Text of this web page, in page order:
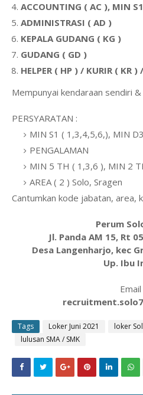
ACCOUNTING ( AC ), MIN
ADMINISTRASI ( AD )
KEPALA GUDANG ( KG )
GUDANG ( GD )
HELPER ( HP ) / KURIR ( KR )
Mempunyai kendaraan sendiri &
PERSYARATAN :
MIN S1 ( 1,3,4,5,6,), MIN
PENGALAMAN
MIN 5 TH ( 1,3,6 ), MIN 2
AREA ( 2 ) Solo, Sragen
Cantumkan kode jabatan, area,
Perum
Jl. Panda AM 15, Rt
Desa Langenharjo, kec
Up. Ibu
Email
Tags Loker Juni 2021 loker
lulusan SMA / SMK